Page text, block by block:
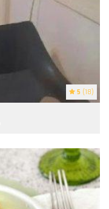
5 (18)